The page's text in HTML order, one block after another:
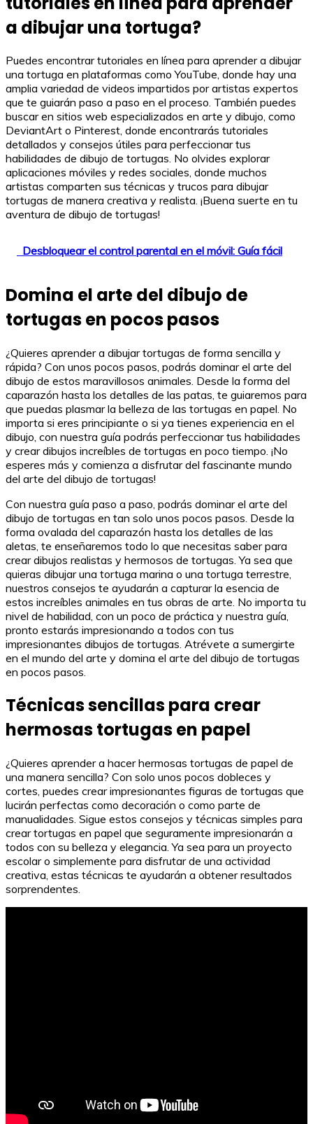
a dibujar una tortuga?
Puedes encontrar tutoriales en línea para aprender a dibujar
una tortuga en plataformas como YouTube, donde hay una
amplia variedad de videos impartidos por artistas expertos
que te guiarán paso a paso en el proceso. También puedes
buscar en sitios web especializados en arte y dibujo, como
DeviantArt o Pinterest, donde encontrarás tutoriales
detallados y consejos útiles para perfeccionar tus
habilidades de dibujo de tortugas. No olvides explorar
aplicaciones móviles y redes sociales, donde muchos
artistas comparten sus técnicas y trucos para dibujar
tortugas de manera creativa y realista. ¡Buena suerte en tu
aventura de dibujo de tortugas!
Desbloquear el control parental en el móvil: Guía fácil
Domina el arte del dibujo de
tortugas en pocos pasos
¿Quieres aprender a dibujar tortugas de forma sencilla y
rápida? Con unos pocos pasos, podrás dominar el arte del
dibujo de estos maravillosos animales. Desde la forma del
caparazón hasta los detalles de las patas, te guiaremos para
que puedas plasmar la belleza de las tortugas en papel. No
importa si eres principiante o si ya tienes experiencia en el
dibujo, con nuestra guía podrás perfeccionar tus habilidades
y crear dibujos increíbles de tortugas en poco tiempo. ¡No
esperes más y comienza a disfrutar del fascinante mundo
del arte del dibujo de tortugas!
Con nuestra guía paso a paso, podrás dominar el arte del
dibujo de tortugas en tan solo unos pocos pasos. Desde la
forma ovalada del caparazón hasta los detalles de las
aletas, te enseñaremos todo lo que necesitas saber para
crear dibujos realistas y hermosos de tortugas. Ya sea que
quieras dibujar una tortuga marina o una tortuga terrestre,
nuestros consejos te ayudarán a capturar la esencia de
estos increíbles animales en tus obras de arte. No importa tu
nivel de habilidad, con un poco de práctica y nuestra guía,
pronto estarás impresionando a todos con tus
impresionantes dibujos de tortugas. Atrévete a sumergirte
en el mundo del arte y domina el arte del dibujo de tortugas
en pocos pasos.
Técnicas sencillas para crear
hermosas tortugas en papel
¿Quieres aprender a hacer hermosas tortugas de papel de
una manera sencilla? Con solo unos pocos dobleces y
cortes, puedes crear impresionantes figuras de tortugas que
lucirán perfectas como decoración o como parte de
manualidades. Sigue estos consejos y técnicas simples para
crear tortugas en papel que seguramente impresionarán a
todos con su belleza y elegancia. Ya sea para un proyecto
escolar o simplemente para disfrutar de una actividad
creativa, estas técnicas te ayudarán a obtener resultados
sorprendentes.